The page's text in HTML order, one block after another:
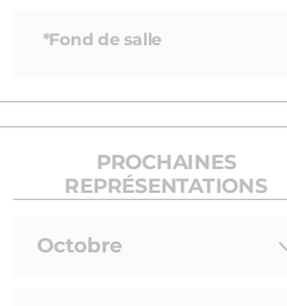
*Fond de salle
PROCHAINES
REPRÉSENTATIONS
Octobre